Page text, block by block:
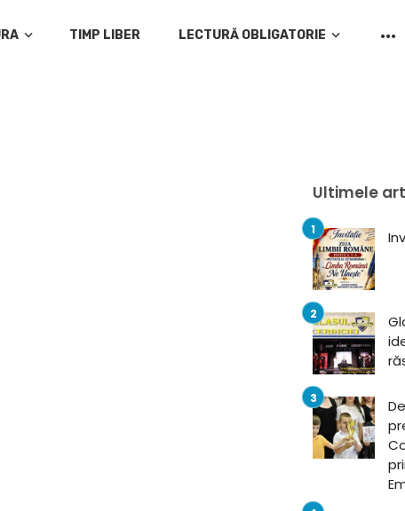
TIMP LIBER LECTURĂ OBLIGATORIE
Ultimele